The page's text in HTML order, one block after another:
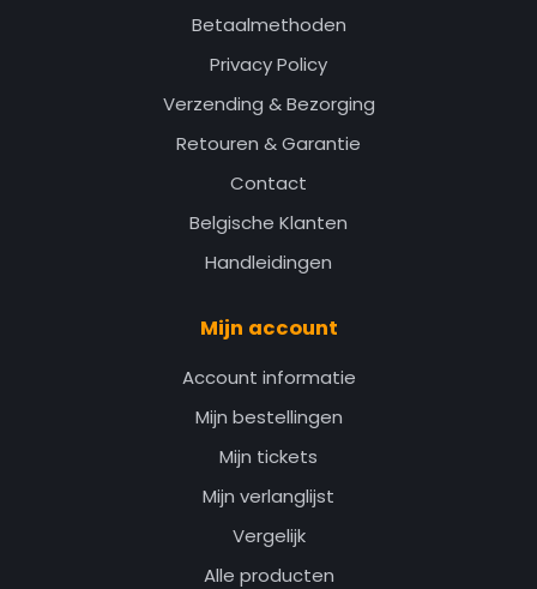
Betaalmethoden
Privacy Policy
Verzending & Bezorging
Retouren & Garantie
Contact
Belgische Klanten
Handleidingen
Mijn account
Account informatie
Mijn bestellingen
Mijn tickets
Mijn verlanglijst
Vergelijk
Alle producten